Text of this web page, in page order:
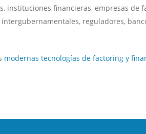
financieras, empresas de
reguladores,
modernas tecnologías de factoring y